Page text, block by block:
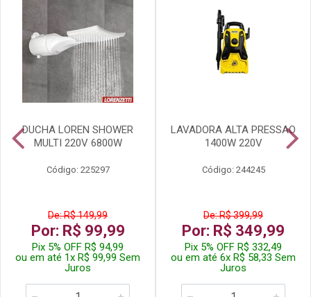
DUCHA LOREN SHOWER
MULTI 220V 6800W
Código: 225297
De: R$ 149,99
Por: R$ 99,99
Pix 5% OFF R$ 94,99
ou em até 1x R$ 99,99 Sem
Juros
LAVADORA ALTA PRESSAO
1400W 220V
Código: 244245
De: R$ 399,99
Por: R$ 349,99
Pix 5% OFF R$ 332,49
ou em até 6x R$ 58,33 Sem
Juros